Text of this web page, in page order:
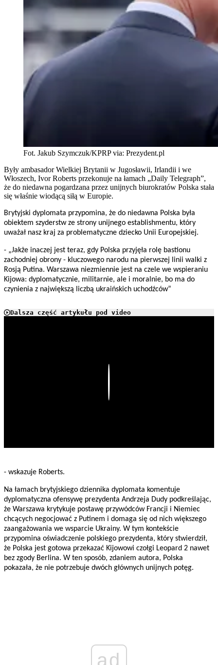
Fot. Jakub Szymczuk/KPRP via: Prezydent.pl
Były ambasador Wielkiej Brytanii w Jugosławii, Irlandii i we
Włoszech, Ivor Roberts przekonuje na łamach „Daily Telegraph”,
że do niedawna pogardzana przez unijnych biurokratów Polska stała
się właśnie wiodącą siłą w Europie.
Brytyjski dyplomata przypomina, że do niedawna Polska była
obiektem szyderstw ze strony unijnego establishmentu, który
uważał nasz kraj za problematyczne dziecko Unii Europejskiej.
- „Jakże inaczej jest teraz, gdy Polska przyjęła rolę bastionu
zachodniej obrony - kluczowego narodu na pierwszej linii walki z
Rosją Putina. Warszawa niezmiennie jest na czele we wspieraniu
Kijowa: dyplomatycznie, militarnie, ale i moralnie, bo ma do
czynienia z największą liczbą ukraińskich uchodźców”
Dalsza część artykułu pod video
- wskazuje Roberts.
Na łamach brytyjskiego dziennika dyplomata komentuje
dyplomatyczna ofensywę prezydenta Andrzeja Dudy podkreślając,
że Warszawa krytykuje postawę przywódców Francji i Niemiec
chcących negocjować z Putinem i domaga się od nich większego
zaangażowania we wsparcie Ukrainy. W tym kontekście
przypomina oświadczenie polskiego prezydenta, który stwierdził,
że Polska jest gotowa przekazać Kijowowi czołgi Leopard 2 nawet
bez zgody Berlina. W ten sposób, zdaniem autora, Polska
pokazała, że nie potrzebuje dwóch głównych unijnych potęg.
ad